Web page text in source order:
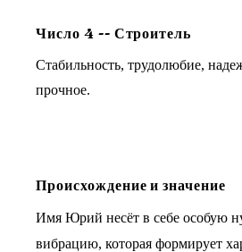
Число 4 -- Строитель
Стабильность, трудолюбие,
прочное.
Происхождение и значение
Имя Юрий несёт в себе особую
вибрацию, которая формирует